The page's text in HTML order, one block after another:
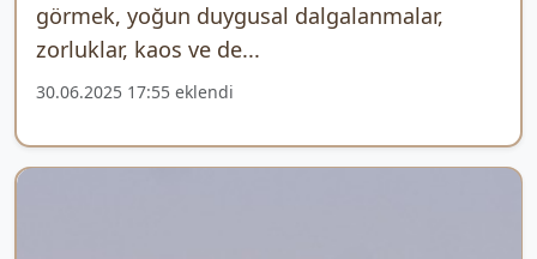
görmek, yoğun duygusal dalgalanmalar,
zorluklar, kaos ve de...
30.06.2025 17:55 eklendi